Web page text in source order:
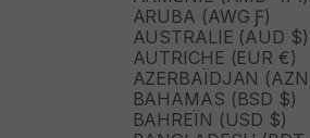
ARUBA (AWG Ƒ)
AUSTRALIE (AUD $)
AUTRICHE (EUR €)
AZERBAÏDJAN
BAHAMAS (BSD $)
BAHREÏN (USD $)